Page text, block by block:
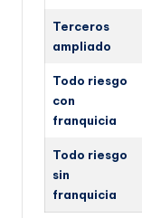
Terceros
ampliado
Todo riesgo
con
franquicia
Todo riesgo
sin
franquicia